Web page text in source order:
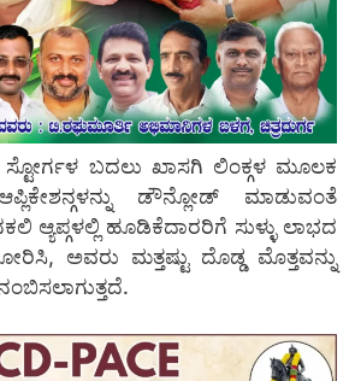
ಬದಲು ಖಾಸಗಿ ಲಿಂಕ್ಗಳ ಮೂಲಕ
ಡೌನ್ಲೋಡ್ ಮಾಡುವಂತೆ
ಆ್ಯಪ್ಗಳಲ್ಲಿ ಹೂಡಿಕೆದಾರರಿಗೆ ಸುಳ್ಳು ಲಾಭದ
ಅವರು ಮತ್ತಷ್ಟು ದೊಡ್ಡ ಮೊತ್ತವನ್ನು